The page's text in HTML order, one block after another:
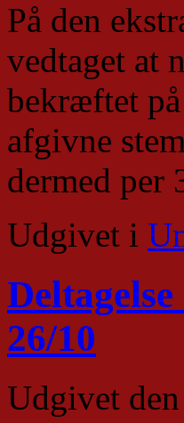
På den
vedtaget at
bekræftet
afgivne
dermed per
Udgivet i
26/10
Udgivet den